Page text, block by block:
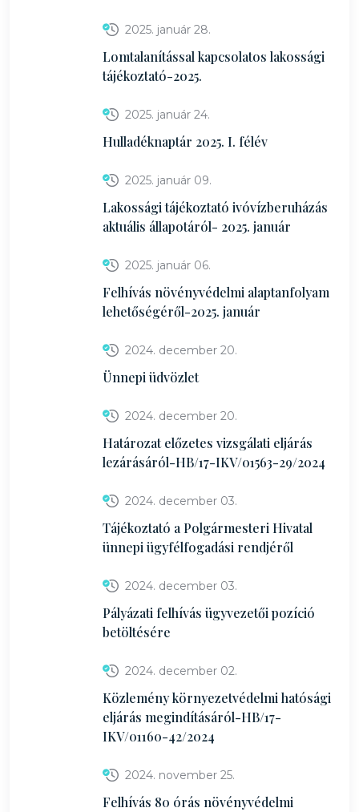
2025. január 28.
Lomtalanítással kapcsolatos lakossági
tájékoztató-2025.
2025. január 24.
Hulladéknaptár 2025. I. félév
2025. január 09.
Lakossági tájékoztató ivóvízberuházás
aktuális állapotáról- 2025. január
2025. január 06.
Felhívás növényvédelmi alaptanfolyam
lehetőségéről-2025. január
2024. december 20.
Ünnepi üdvözlet
2024. december 20.
Határozat előzetes vizsgálati eljárás
lezárásáról-HB/17-IKV/01563-29/2024
2024. december 03.
Tájékoztató a Polgármesteri Hivatal
ünnepi ügyfélfogadási rendjéről
2024. december 03.
Pályázati felhívás ügyvezetői pozíció
betöltésére
2024. december 02.
Közlemény környezetvédelmi hatósági
eljárás megindításáról-HB/17-
IKV/01160-42/2024
2024. november 25.
Felhívás 80 órás növényvédelmi